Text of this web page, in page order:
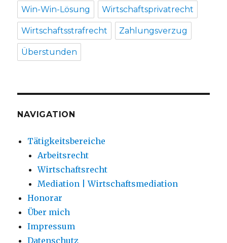
Win-Win-Lösung Wirtschaftsprivatrecht
Wirtschaftsstrafrecht Zahlungsverzug
Überstunden
NAVIGATION
Tätigkeitsbereiche
Arbeitsrecht
Wirtschaftsrecht
Mediation | Wirtschaftsmediation
Honorar
Über mich
Impressum
Datenschutz